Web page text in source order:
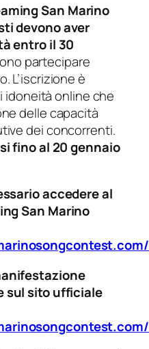
San Marino
devono aver
entro il 30
partecipare
L’iscrizione è
idoneità online che
delle capacità
dei concorrenti.
fino al 20 gennaio
accedere al
San Marino
sul sito ufficiale